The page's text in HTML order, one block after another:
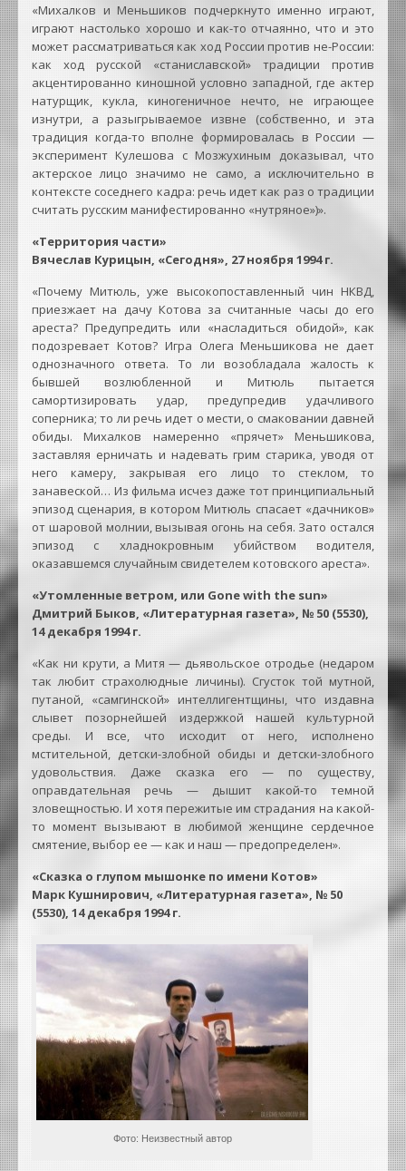
«Михалков и Меньшиков подчеркнуто именно играют,
играют настолько хорошо и как-то отчаянно, что и это
может рассматриваться как ход России против не-России:
как ход русской «станиславской» традиции против
акцентированно киношной условно западной, где актер
натурщик, кукла, киногеничное нечто, не играющее
изнутри, а разыгрываемое извне (собственно, и эта
традиция когда-то вполне формировалась в России —
эксперимент Кулешова с Мозжухиным доказывал, что
актерское лицо значимо не само, а исключительно в
контексте соседнего кадра: речь идет как раз о традиции
считать русским манифестированно «нутряное»)».
«Территория части»
Вячеслав Курицын, «Сегодня», 27 ноября 1994 г.
«Почему Митюль, уже высокопоставленный чин НКВД,
приезжает на дачу Котова за считанные часы до его
ареста? Предупредить или «насладиться обидой», как
подозревает Котов? Игра Олега Меньшикова не дает
однозначного ответа. То ли возобладала жалость к
бывшей возлюбленной и Митюль пытается
самортизировать удар, предупредив удачливого
соперника; то ли речь идет о мести, о смаковании давней
обиды. Михалков намеренно «прячет» Меньшикова,
заставляя ерничать и надевать грим старика, уводя от
него камеру, закрывая его лицо то стеклом, то
занавеской… Из фильма исчез даже тот принципиальный
эпизод сценария, в котором Митюль спасает «дачников»
от шаровой молнии, вызывая огонь на себя. Зато остался
эпизод с хладнокровным убийством водителя,
оказавшемся случайным свидетелем котовского ареста».
«Утомленные ветром, или Gone with the sun»
Дмитрий Быков, «Литературная газета», № 50 (5530),
14 декабря 1994 г.
«Как ни крути, а Митя — дьявольское отродье (недаром
так любит страхолюдные личины). Сгусток той мутной,
путаной, «самгинской» интеллигентщины, что издавна
слывет позорнейшей издержкой нашей культурной
среды. И все, что исходит от него, исполнено
мстительной, детски-злобной обиды и детски-злобного
удовольствия. Даже сказка его — по существу,
оправдательная речь — дышит какой-то темной
зловещностью. И хотя пережитые им страдания на какой-
то момент вызывают в любимой женщине сердечное
смятение, выбор ее — как и наш — предопределен».
«Сказка о глупом мышонке по имени Котов»
Марк Кушнирович, «Литературная газета», № 50
(5530), 14 декабря 1994 г.
Фото: Неизвестный автор